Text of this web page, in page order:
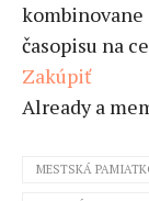
časopisu na
Zakúpiť
Already a
MESTSKÁ